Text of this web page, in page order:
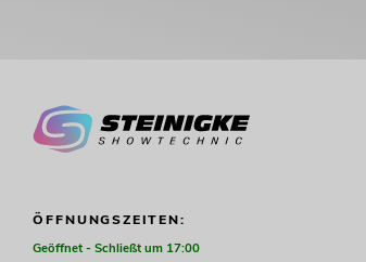
ÖFFNUNGSZEITEN:
Geöffnet - Schließt um 17:00